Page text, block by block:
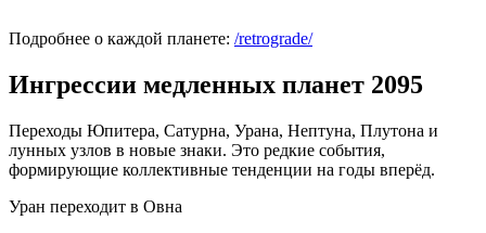
Подробнее о каждой планете: /retrograde/
Ингрессии медленных планет 2095
Переходы Юпитера, Сатурна, Урана, Нептуна, Плутона и
лунных узлов в новые знаки. Это редкие события,
формирующие коллективные тенденции на годы вперёд.
Уран переходит в Овна